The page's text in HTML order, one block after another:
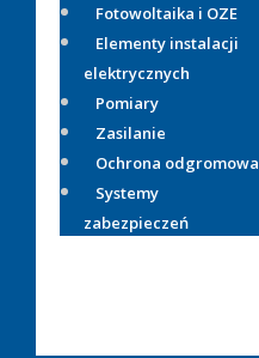
Fotowoltaika i OZE
Elementy instalacji
elektrycznych
Pomiary
Zasilanie
Ochrona odgromowa
Systemy
zabezpieczeń